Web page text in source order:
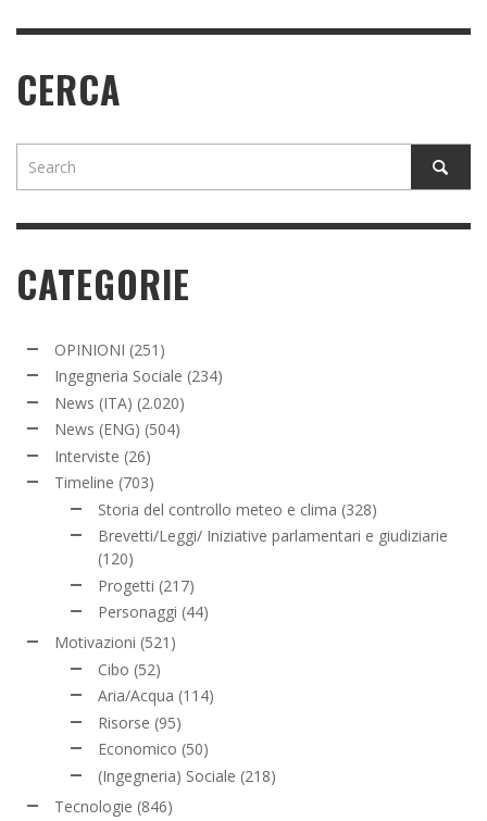
CERCA
CATEGORIE
OPINIONI (251)
Ingegneria Sociale (234)
News (ITA) (2.020)
News (ENG) (504)
Interviste (26)
Timeline (703)
Storia del controllo meteo e clima (328)
Brevetti/Leggi/ Iniziative parlamentari e giudiziarie
(120)
Progetti (217)
Personaggi (44)
Motivazioni (521)
Cibo (52)
Aria/Acqua (114)
Risorse (95)
Economico (50)
(Ingegneria) Sociale (218)
Tecnologie (846)